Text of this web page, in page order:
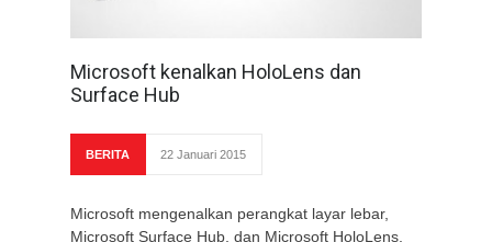
Microsoft kenalkan HoloLens dan
Surface Hub
BERITA 22 Januari 2015
Microsoft mengenalkan perangkat layar lebar,
Microsoft Surface Hub, dan Microsoft HoloLens,